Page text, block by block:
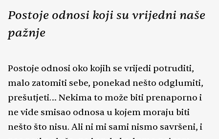
Postoje odnosi koji su vrijedni naše
pažnje
Postoje odnosi oko kojih se vrijedi potruditi,
malo zatomiti sebe, ponekad nešto odglumiti,
prešutjeti… Nekima to može biti prenaporno i
ne vide smisao odnosa u kojem moraju biti
nešto što nisu. Ali ni mi sami nismo savršeni, i